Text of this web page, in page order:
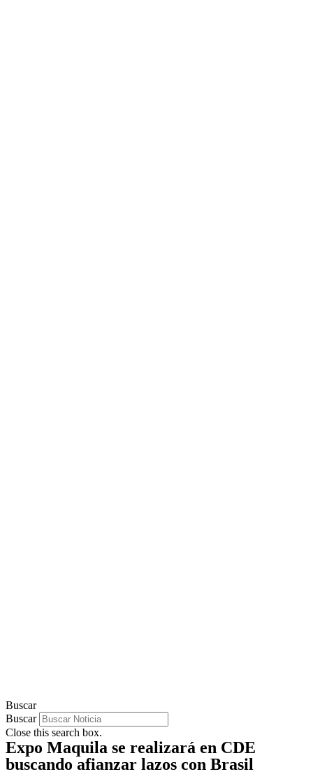
Buscar
Buscar
Close this search box.
Expo Maquila se realizará en CDE
buscando afianzar lazos con Brasil